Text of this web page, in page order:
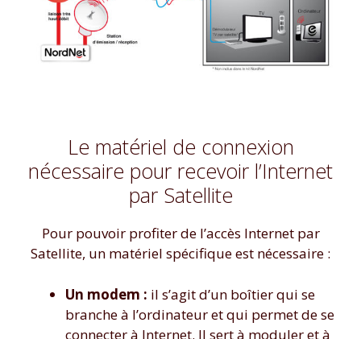
Le matériel de connexion
nécessaire pour recevoir l’Internet
par Satellite
Pour pouvoir profiter de l’accès Internet par
Satellite, un matériel spécifique est nécessaire :
Un modem : il s’agit d’un boîtier qui se
branche à l’ordinateur et qui permet de se
connecter à Internet. Il sert à moduler et à